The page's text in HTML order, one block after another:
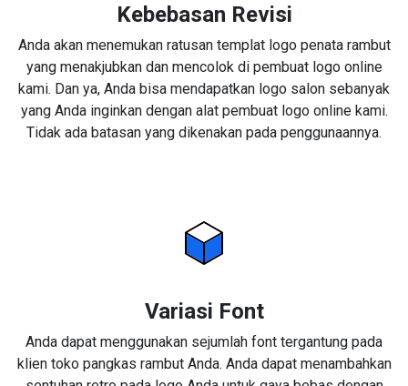
Kebebasan Revisi
Anda akan menemukan ratusan templat logo penata rambut
yang menakjubkan dan mencolok di pembuat logo online
kami. Dan ya, Anda bisa mendapatkan logo salon sebanyak
yang Anda inginkan dengan alat pembuat logo online kami.
Tidak ada batasan yang dikenakan pada penggunaannya.
Variasi Font
Anda dapat menggunakan sejumlah font tergantung pada
klien toko pangkas rambut Anda. Anda dapat menambahkan